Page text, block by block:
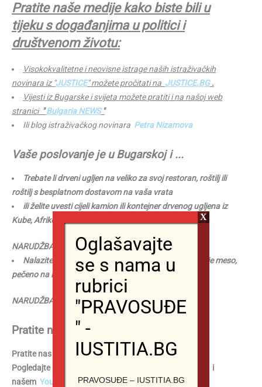
Pratite naše medije kako biste bili u
tijeku s događanjima u politici i
društvenom životu:
Visokokvalitetne i neovisne istrage naših istraživačkih
novinara iz "JUSTICE" možete pročitati na JUSTICE.BG.
Vijesti iz Bugarske i svijeta možete pratiti i na našoj web
stranici "Bulgaria NEWS"
Ili blog istraživačkog novinara Petra Nizamova
Vaše poslovanje je u Bugarskoj i ...
Trebate li drveni ugljen na veliko za svoj restoran, roštilj ili
roštilj s besplatnom dostavom na vaša vrata
ili želite uvesti cijeli kamion ili kontejner drvenog ugljena iz
Kube, Afrike ili Južne Amerike..
NARUDŽBA AMI odg. PER-a, ugljena
Nalazite se u Burgasu u Bugarskoj i želite najukusnije meso,
pečeno na roštilju nadrveni ugljen ...
NARUDŽBA od g. PER-a, roštilj na ugljen
Pratite nas nanašoj Facebook stranici
Pratite nas i na
Instagramu
Pogledajte naše najzanimljivije videozapise na
i
našem YouTube kanalu
Oglašavajte
se s nama u
rubrici
"PRAVOSUĐE
" -
IUSTITIA.BG
PRAVOSUĐE – IUSTITIA.BG
X